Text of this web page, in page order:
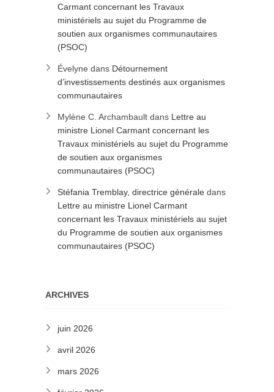
Carmant concernant les Travaux
ministériels au sujet du Programme de
soutien aux organismes communautaires
(PSOC)
Évelyne dans Détournement
d’investissements destinés aux organismes
communautaires
Mylène C. Archambault dans Lettre au
ministre Lionel Carmant concernant les
Travaux ministériels au sujet du Programme
de soutien aux organismes
communautaires (PSOC)
Stéfania Tremblay, directrice générale dans
Lettre au ministre Lionel Carmant
concernant les Travaux ministériels au sujet
du Programme de soutien aux organismes
communautaires (PSOC)
ARCHIVES
juin 2026
avril 2026
mars 2026